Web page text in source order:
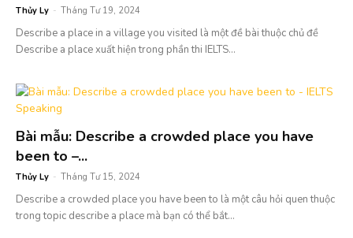
Thủy Ly - Tháng Tư 19, 2024
Describe a place in a village you visited là một đề bài thuộc chủ đề
Describe a place xuất hiện trong phần thi IELTS...
Bài mẫu: Describe a crowded place you have
been to –...
Thủy Ly - Tháng Tư 15, 2024
Describe a crowded place you have been to là một câu hỏi quen thuộc
trong topic describe a place mà bạn có thể bắt...